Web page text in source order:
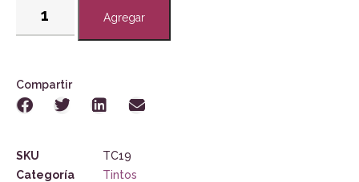
Agregar
Compartir
SKU
TC19
Categoría
Tintos